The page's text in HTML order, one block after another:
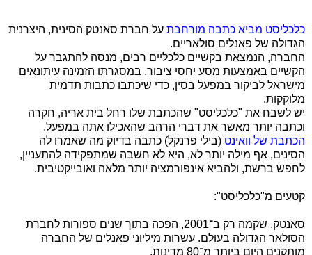
כלכליסט מביא כתבה מורחבת על חברת סאנטק הסינית, היצרנית
הגדולה של פאנלים סולאריים.
החברה, הנמצאת בקשיים כלכליים רבים, מנסה להתגבר על
הקשיים באמצעות מסע יחסי ציבור, במסגרתו הזמינה עיתונאים
מישראל לביקור במפעל בסין, כדי שיכתבו כתבות תדמית
מלוקקות.
יש לשבח את "כלכליסט" שהכתבת שלו רחל בית אריה, חקרה
וכתבה יותר מאשר את דברי הרהב שהאכילו אתה במפעל.
הכתבת של וואינט (בילי פרנקל) כתבה בדיוק מה שאמרו לה
הסינים, אף מילה יותר לא, היא לא חשבה שמתפקידה להתעניין,
לחפש ברשת, ולהביא אינפורמציה יותר מלאה ואובייקטיבית.
קטעים מ"כלכליסט":
סאנטק, שקמה רק ב־2001, הפכה בתוך שנים ספורות לחברת
הסולאר הגדולה בעולם. עשרות מיליוני פאנלים של החברה
מותקנים היום ביותר מ־80 מדינות
.